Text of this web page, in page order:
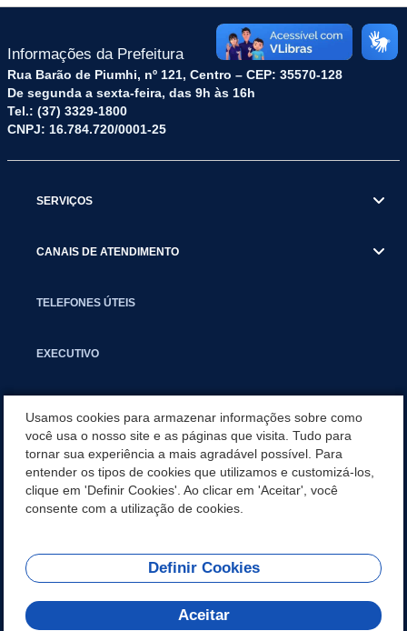
Informações da Prefeitura
Rua Barão de Piumhi, nº 121, Centro – CEP: 35570-128
De segunda a sexta-feira, das 9h às 16h
Tel.: (37) 3329-1800
CNPJ: 16.784.720/0001-25
SERVIÇOS
CANAIS DE ATENDIMENTO
TELEFONES ÚTEIS
EXECUTIVO
APLICATIVO
SECRETARIAS
REDES SOCIAIS
Usamos cookies para armazenar informações sobre como
você usa o nosso site e as páginas que visita. Tudo para
tornar sua experiência a mais agradável possível. Para
entender os tipos de cookies que utilizamos e customizá-los,
clique em 'Definir Cookies'. Ao clicar em 'Aceitar', você
consente com a utilização de cookies.
Definir Cookies
Aceitar